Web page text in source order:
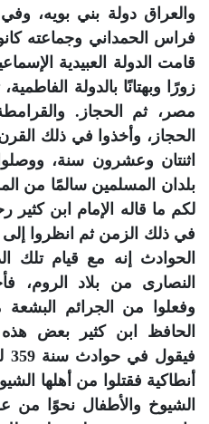
والعراق دولة بني بويه، وفي
فراس الحمداني وجماعته
قامت الدولة العبيدية
زورًا وبهتانًا بالدولة
مصر، ثم الحجاز.
الحجاز، وأخذوا في ذلك
اثنتان وعشرون سنة،
بلدان المسلمين سالمًا من
لكم ما قاله الإمام ابن
في ذلك الزمن ثم انظروا إلى
الحوادث إنه مع قيام تلك
النصارى من بلاد الروم،
وفعلوا من الجرائم البشعة
الحافظ ابن كثير بعض هذه
أنطاكية فقتلوا من أهلها
الشيوخ والأطفال نحوًا من